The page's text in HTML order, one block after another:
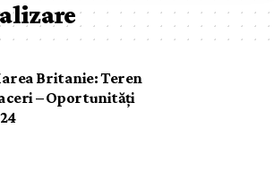
Britanie: Teren
– Oportunități